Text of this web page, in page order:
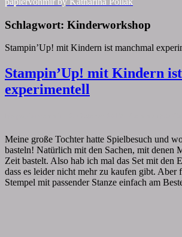
Schlagwort: Kinderworkshop
Stampin’Up! mit Kindern ist manchmal
Stampin’Up! mit Kindern
experimentell
Meine große Tochter hatte Spielbesuch und
basteln! Natürlich mit den Sachen, mit denen
Zeit bastelt. Also hab ich mal das Set mit den
dass es leider nicht mehr zu kaufen gibt.
Stempel mit passender Stanze einfach am